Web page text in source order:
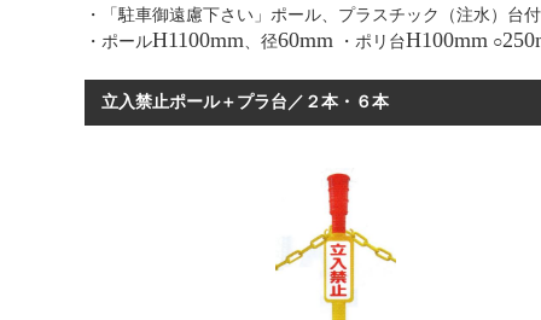
・「駐車御遠慮下さい」ポール、プラスチック（注水）
・ポールH1100mm、径60mm ・ポリ台H100mm ○
立入禁止ポール＋プラ